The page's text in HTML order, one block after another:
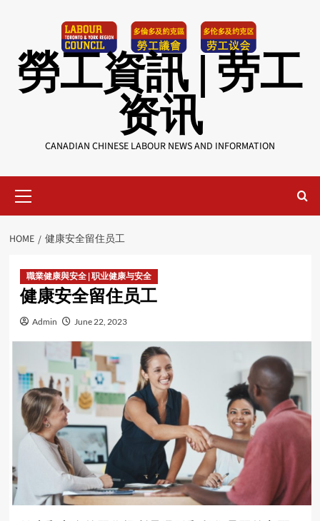
勞工資訊 | 劳工
资讯
CANADIAN CHINESE LABOUR NEWS AND INFORMATION
Menu
HOME 健康安全留住员工
職業健康與安全 | 职业健康与安全
健康安全留住员工
Admin June 22, 2023